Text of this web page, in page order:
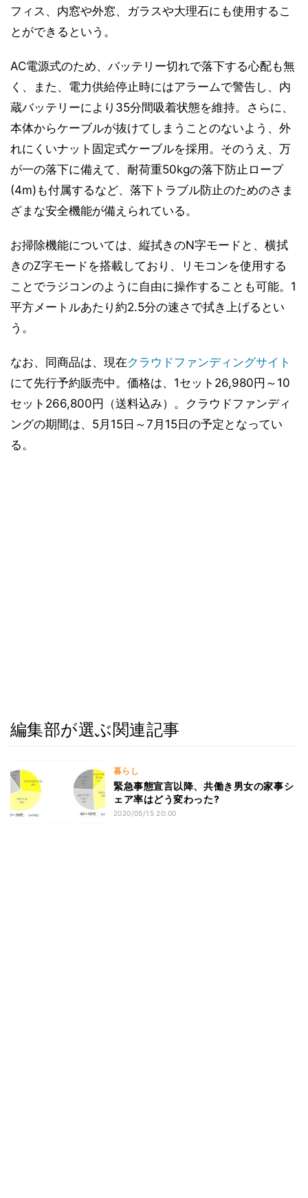
フィス、内窓や外窓、ガラスや大理石にも使用するこ
とができるという。
AC電源式のため、バッテリー切れで落下する心配も無
く、また、電力供給停止時にはアラームで警告し、内
蔵バッテリーにより35分間吸着状態を維持。さらに、
本体からケーブルが抜けてしまうことのないよう、外
れにくいナット固定式ケーブルを採用。そのうえ、万
が一の落下に備えて、耐荷重50kgの落下防止ロープ
(4m)も付属するなど、落下トラブル防止のためのさま
ざまな安全機能が備えられている。
お掃除機能については、縦拭きのN字モードと、横拭
きのZ字モードを搭載しており、リモコンを使用する
ことでラジコンのように自由に操作することも可能。1
平方メートルあたり約2.5分の速さで拭き上げるとい
う。
なお、同商品は、現在クラウドファンディングサイト
にて先行予約販売中。価格は、1セット26,980円～10
セット266,800円（送料込み）。クラウドファンディ
ングの期間は、5月15日～7月15日の予定となってい
る。
編集部が選ぶ関連記事
暮らし
緊急事態宣言以降、共働き男女の家事シ
ェア率はどう変わった?
2020/05/15 20:00